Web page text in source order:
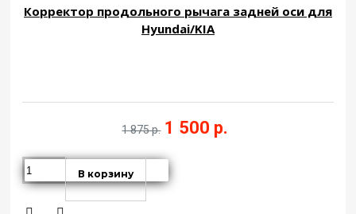
Корректор продольного рычага задней оси для
Hyundai/KIA
1 875 р. 1 500 р.
В корзину